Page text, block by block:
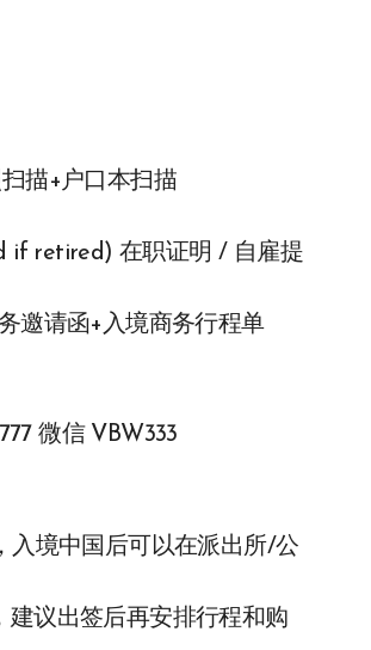
描+户口本扫描
if retired) 在职证明 / 自雇提
邀请函+入境商务行程单
微信 VBW333
入境中国后可以在派出所/公
议出签后再安排行程和购